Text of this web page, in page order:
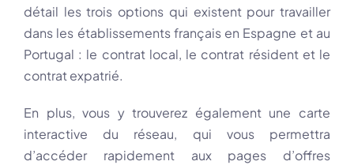
détail les trois options qui existent pour travailler
dans les établissements français en Espagne et au
Portugal : le contrat local, le contrat résident et le
contrat expatrié.
En plus, vous y trouverez également une carte
interactive du réseau, qui vous permettra
d’accéder rapidement aux pages d’offres